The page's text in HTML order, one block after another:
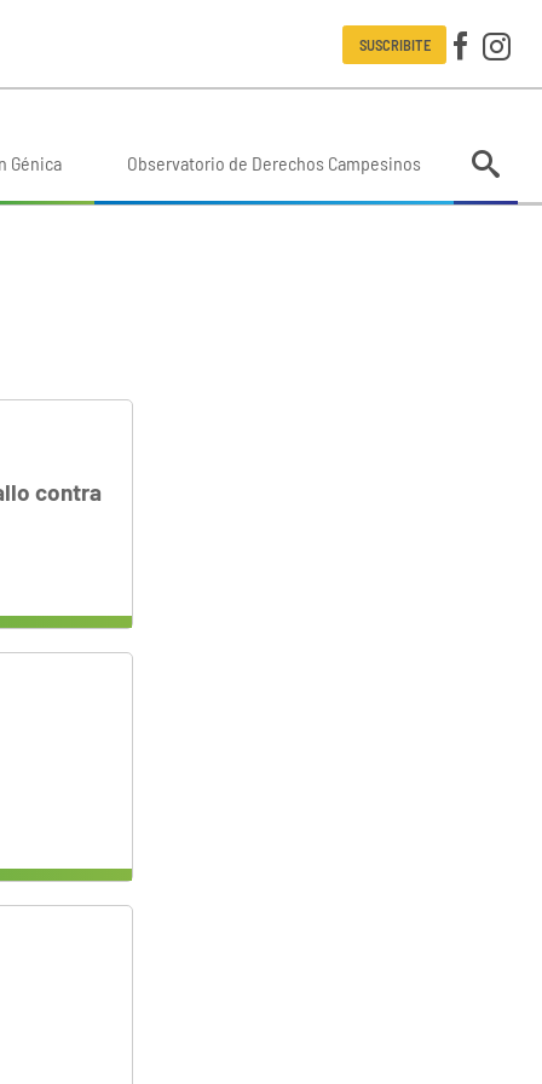
SUSCRIBITE
Génica Observatorio de Derechos Campesinos
contra